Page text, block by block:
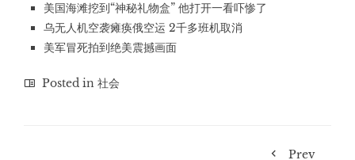
美国海滩挖到“神秘礼物盒” 他打开一看吓惨了
乌无人机空袭瘫痪俄空运 2千多班机取消
美军冒死拍到绝美震撼画面
Posted in 社会
Prev